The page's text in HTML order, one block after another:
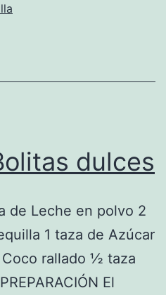
dulces
de Leche en polvo 2
1 taza de Azúcar
rallado ½ taza
El